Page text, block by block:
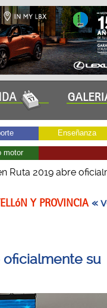
Enseñanza
motor
Ruta 2019 abre
Y PROVINCIA«
oficialmente su